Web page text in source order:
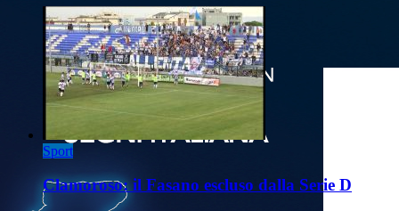
Sport
Clamoroso: il Fasano escluso dalla Serie D